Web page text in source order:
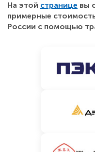
На этой странице вы
примерные
России с помощью